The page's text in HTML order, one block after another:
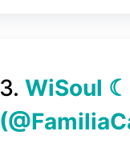
3. WiSoul
(@